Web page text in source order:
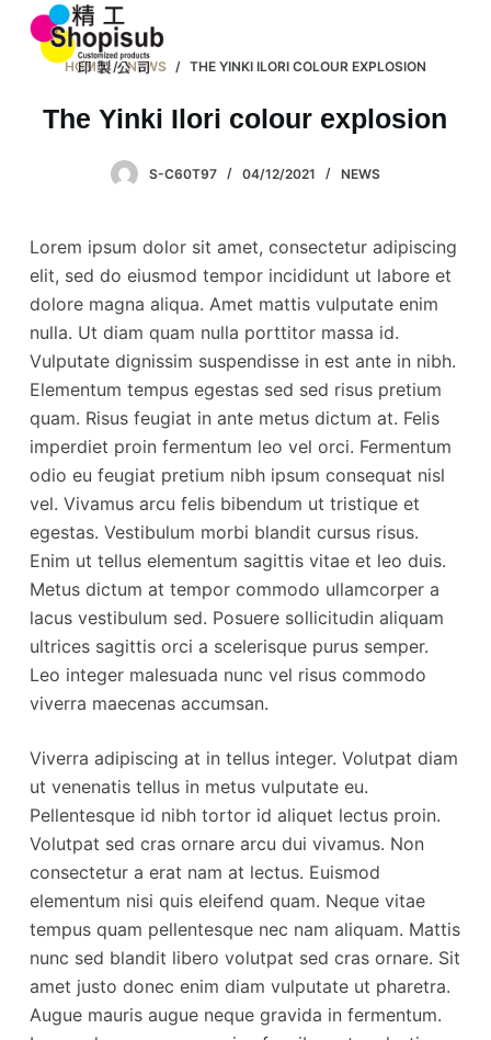
S
n
e
n
HOME / NEWS / THE YINKI ILORI COLOUR EXPLOSION
The Yinki Ilori colour explosion
S-C60T97 04/12/2021 NEWS
Lorem ipsum dolor sit amet, consectetur adipiscing
elit, sed do eiusmod tempor incididunt ut labore et
dolore magna aliqua. Amet mattis vulputate enim
nulla. Ut diam quam nulla porttitor massa id.
Vulputate dignissim suspendisse in est ante in nibh.
Elementum tempus egestas sed sed risus pretium
quam. Risus feugiat in ante metus dictum at. Felis
imperdiet proin fermentum leo vel orci. Fermentum
odio eu feugiat pretium nibh ipsum consequat nisl
vel. Vivamus arcu felis bibendum ut tristique et
egestas. Vestibulum morbi blandit cursus risus.
Enim ut tellus elementum sagittis vitae et leo duis.
Metus dictum at tempor commodo ullamcorper a
lacus vestibulum sed. Posuere sollicitudin aliquam
ultrices sagittis orci a scelerisque purus semper.
Leo integer malesuada nunc vel risus commodo
viverra maecenas accumsan.
Viverra adipiscing at in tellus integer. Volutpat diam
ut venenatis tellus in metus vulputate eu.
Pellentesque id nibh tortor id aliquet lectus proin.
Volutpat sed cras ornare arcu dui vivamus. Non
consectetur a erat nam at lectus. Euismod
elementum nisi quis eleifend quam. Neque vitae
tempus quam pellentesque nec nam aliquam. Mattis
nunc sed blandit libero volutpat sed cras ornare. Sit
amet justo donec enim diam vulputate ut pharetra.
Augue mauris augue neque gravida in fermentum.